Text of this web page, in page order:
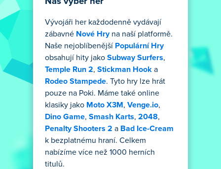
Vývojáři her každodenně vydávají
zábavné Nové Hryna naší platformě.
Naše nejoblíbenější Populární Hry
obsahují hity jako Subway Surfers,
Temple Run 2, Stickman Hook a
Rodeo Stampede. Tyto hry lze hrát
pouze na Poki. Máme také online
klasiky jako Moto X3M , Venge.io,
Dino Game, Smash Karts, 2048,
Penalty Shooters 2 a Bad Ice-Cream
k bezplatnému hraní. Celkem
nabízíme více než 1000 herních
titulů.